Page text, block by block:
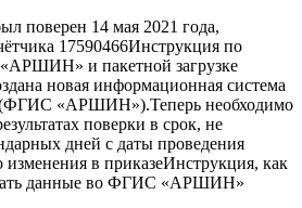
поверен 14 мая 2021 года,
17590466Инструкция по
и пакетной загрузке
новая информационная система
«АРШИН»).Теперь необходимо
поверки в срок, не
дней с даты проведения
в приказеИнструкция, как
данные во ФГИС «АРШИН»